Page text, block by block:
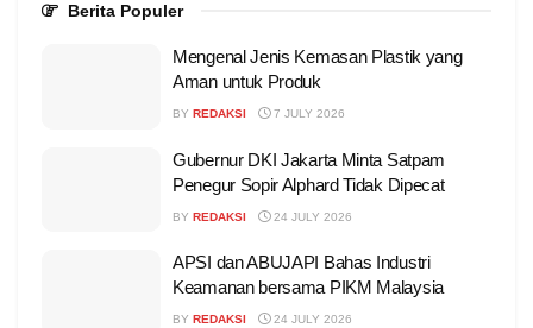
Berita Populer
Mengenal Jenis Kemasan Plastik yang
Aman untuk Produk
BY REDAKSI 7 JULY 2026
Gubernur DKI Jakarta Minta Satpam
Penegur Sopir Alphard Tidak Dipecat
BY REDAKSI 24 JULY 2026
APSI dan ABUJAPI Bahas Industri
Keamanan bersama PIKM Malaysia
BY REDAKSI 24 JULY 2026